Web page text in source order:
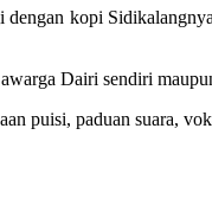
kopi
Dairi sendiri
puisi, paduan suara,